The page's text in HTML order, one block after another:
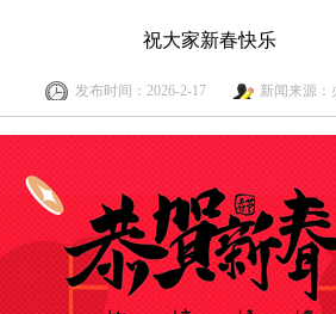
祝大家新春快乐
发布时间：2026-2-17 新闻来源：